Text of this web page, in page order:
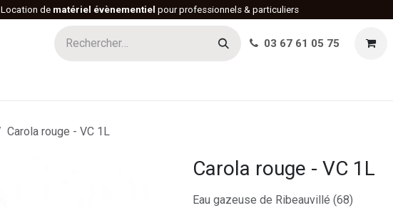
Location de matériel évènementiel pour professionnels & particuliers
03 67 61 05 75
Carola rouge - VC 1L
Carola rouge - VC 1L
Eau gazeuse de Ribeauvillé (68)